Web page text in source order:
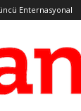
Enternasyonal